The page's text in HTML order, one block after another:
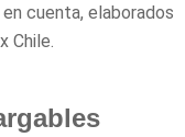
cuenta, elaborados
Chile.